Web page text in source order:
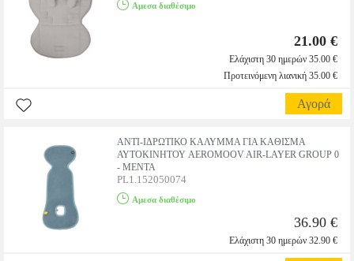
Αμεσα διαθέσιμο
21.00 €
Ελάχιστη 30 ημερών 35.00 €
Προτεινόμενη λιανική 35.00 €
Αγορά
ΑΝΤΙ-ΙΔΡΩΤΙΚΟ ΚΑΛΥΜΜΑ ΓΙΑ ΚΑΘΙΣΜΑ
ΑΥΤΟΚΙΝΗΤΟΥ AEROMOOV AIR-LAYER GROUP 0
- ΜΕΝΤΑ
PL1.152050074
Αμεσα διαθέσιμο
36.90 €
Ελάχιστη 30 ημερών 32.90 €